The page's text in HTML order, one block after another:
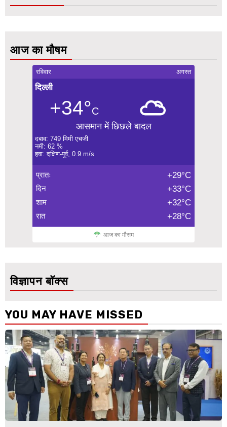
आज का मौषम
रविवार अगस्त
दिल्ली
+34°C
आसमान में छिछले बादल
दबाव: 749 मिमी एचजी
नमी: 62 %
हवा: दक्षिण-पूर्व, 0.9 m/s
प्रातः +29°C
दिन +33°C
शाम +32°C
रात +28°C
आज का मौसम
विज्ञापन बॉक्स
YOU MAY HAVE MISSED